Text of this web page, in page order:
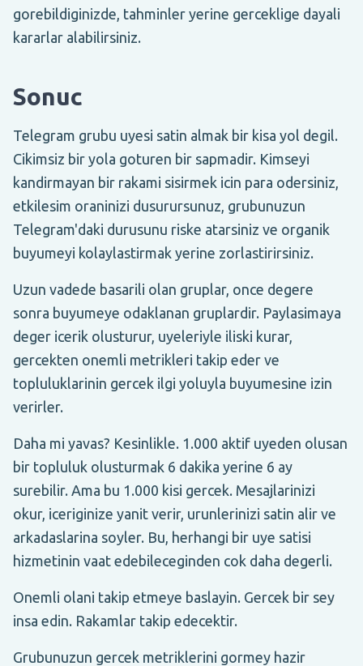
gorebildiginizde, tahminler yerine gerceklige dayali
kararlar alabilirsiniz.
Sonuc
Telegram grubu uyesi satin almak bir kisa yol degil.
Cikimsiz bir yola goturen bir sapmadir. Kimseyi
kandirmayan bir rakami sisirmek icin para odersiniz,
etkilesim oraninizi dusurursunuz, grubunuzun
Telegram'daki durusunu riske atarsiniz ve organik
buyumeyi kolaylastirmak yerine zorlastirirsiniz.
Uzun vadede basarili olan gruplar, once degere
sonra buyumeye odaklanan gruplardir. Paylasimaya
deger icerik olusturur, uyeleriyle iliski kurar,
gercekten onemli metrikleri takip eder ve
topluluklarinin gercek ilgi yoluyla buyumesine izin
verirler.
Daha mi yavas? Kesinlikle. 1.000 aktif uyeden olusan
bir topluluk olusturmak 6 dakika yerine 6 ay
surebilir. Ama bu 1.000 kisi gercek. Mesajlarinizi
okur, iceriginize yanit verir, urunlerinizi satin alir ve
arkadaslarina soyler. Bu, herhangi bir uye satisi
hizmetinin vaat edebileceginden cok daha degerli.
Onemli olani takip etmeye baslayin. Gercek bir sey
insa edin. Rakamlar takip edecektir.
Grubunuzun gercek metriklerini gormey hazir